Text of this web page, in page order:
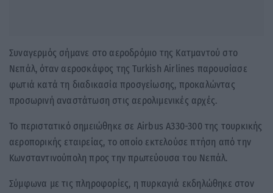
Συναγερμός σήμανε στο αεροδρόμιο της Κατμαντού στο
Νεπάλ, όταν αεροσκάφος της Turkish Airlines παρουσίασε
φωτιά κατά τη διαδικασία προσγείωσης, προκαλώντας
προσωρινή αναστάτωση στις αερολιμενικές αρχές.
Το περιστατικό σημειώθηκε σε Airbus A330-300 της τουρκικής
αεροπορικής εταιρείας, το οποίο εκτελούσε πτήση από την
Κωνσταντινούπολη προς την πρωτεύουσα του Νεπάλ.
Σύμφωνα με τις πληροφορίες, η πυρκαγιά εκδηλώθηκε στον